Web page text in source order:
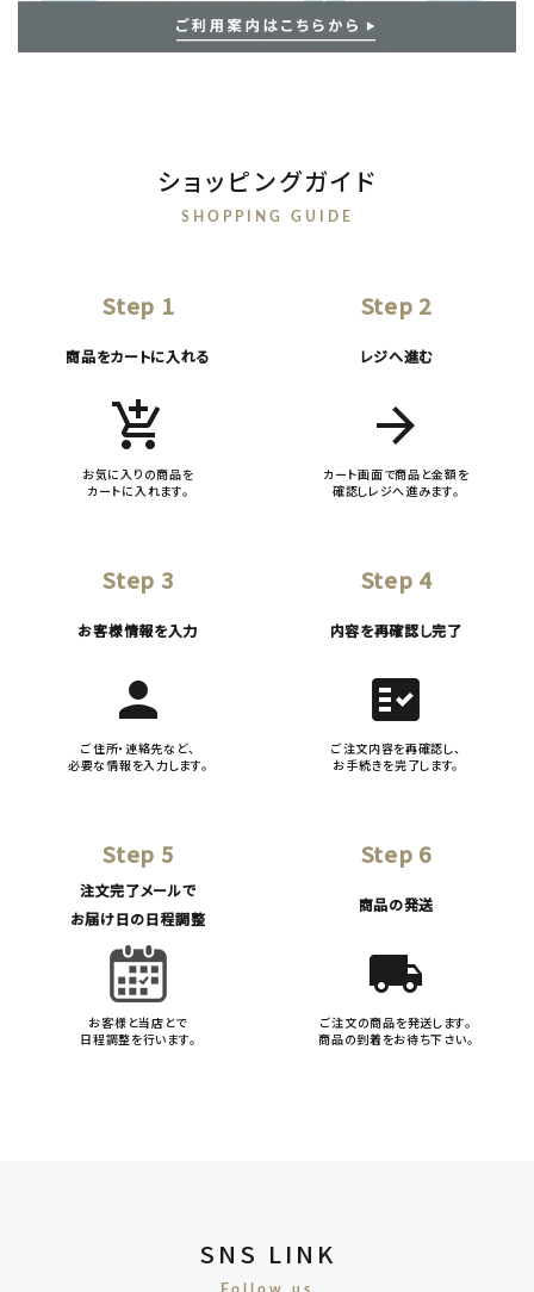
ショッピングガイド
SHOPPING GUIDE
Step 1
商品をカートに入れる
add_shopping_cart
お気に入りの商品を
カートに入れます。
Step 2
レジへ進む
arrow_forward
カート画面で商品と金額を
確認しレジへ進みます。
Step 3
お客様情報を入力
person
ご住所・連絡先など、
必要な情報を入力します。
Step 4
内容を再確認し完了
fact_check
ご注文内容を再確認し、
お手続きを完了します。
Step 5
注文完了メールで
お届け日の日程調整
お客様と当店とで
日程調整を行います。
Step 6
商品の発送
local_shipping
ご注文の商品を発送します。
商品の到着をお待ち下さい。
SNS LINK